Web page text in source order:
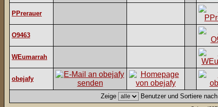
PPrerauer
O9463
WEumarrah
obejafy
Zeige Benutzer und Sortiere